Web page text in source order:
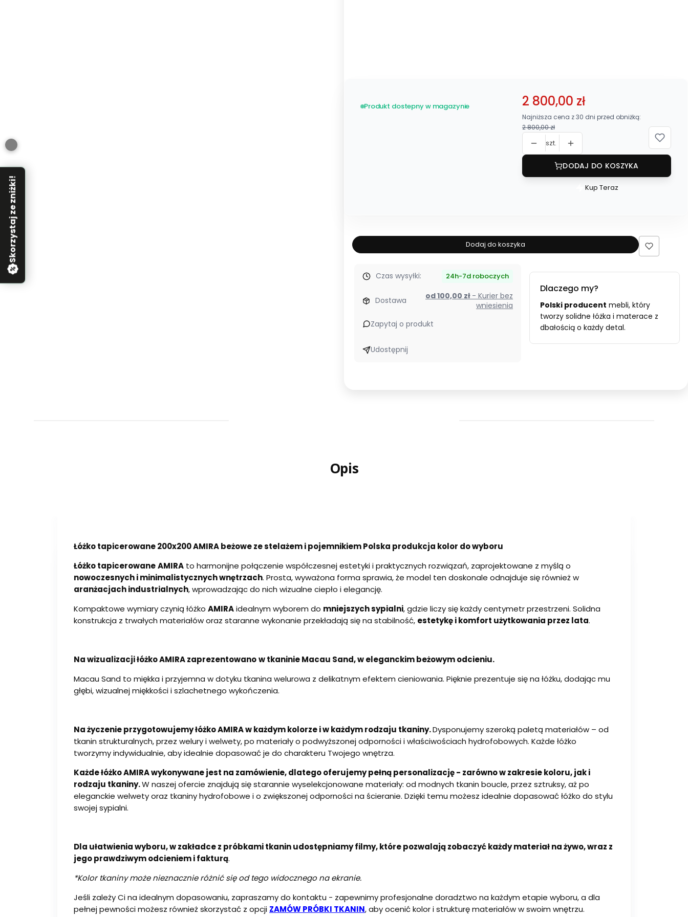
Produkt dostepny w magazynie 2 800,00 zł
Najniższa cena z 30 dni przed obniżką:
2 800,00 zł
szt.
DODAJ DO KOSZYKA
Szybki
tapicerowane
beżowe
ze
stelażem
i
Kup Teraz
Dodaj do koszyka
Czas wysyłki: 24h-7d roboczych
Dostawa od 100,00 zł - Kurier bez
wniesienia
Zapytaj o produkt
Udostępnij
Dlaczego my?
Polski producent mebli, który
tworzy solidne łóżka i materace z
dbałością o każdy detal.
Opis
Łóżko tapicerowane 200x200 AMIRA beżowe ze stelażem i pojemnikiem Polska produkcja kolor do wyboru
Łóżko tapicerowaneAMIRA to harmonijne połączenie współczesnej estetyki i praktycznych rozwiązań, zaprojektowane z myślą o
nowoczesnych i minimalistycznych wnętrzach. Prosta, wyważona forma sprawia, że model ten doskonale odnajduje się również w
aranżacjach industrialnych, wprowadzając do nich wizualne ciepło i elegancję.
Kompaktowe wymiary czynią łóżko AMIRAidealnym wyborem do mniejszych sypialni, gdzie liczy się każdy centymetr przestrzeni. Solidna
konstrukcja z trwałych materiałów oraz staranne wykonanie przekładają się na stabilność, estetykę i komfort użytkowania przez lata.
Na wizualizacji łóżko AMIRA zaprezentowanow tkaninie Macau Sand, w eleganckim beżowym odcieniu.
Macau Sand to miękka i przyjemna w dotyku tkanina welurowa z delikatnym efektem cieniowania. Pięknie prezentuje się na łóżku, dodając mu
głębi, wizualnej miękkości i szlachetnego wykończenia.
Na życzenie przygotowujemy łóżko AMIRA w każdym kolorze i w każdym rodzaju tkaniny.Dysponujemy szeroką paletą materiałów – od
tkanin strukturalnych, przez welury i welwety, po materiały o podwyższonej odporności i właściwościach hydrofobowych. Każde łóżko
tworzymy indywidualnie, aby idealnie dopasować je do charakteru Twojego wnętrza.
Każde łóżko AMIRA wykonywane jest na zamówienie, dlatego oferujemy pełną personalizację - zarówno w zakresie koloru, jak i
rodzaju tkaniny.W naszej ofercie znajdują się starannie wyselekcjonowane materiały: od modnych tkanin boucle, przez sztruksy, aż po
eleganckie welwety oraz tkaniny hydrofobowe i o zwiększonej odporności na ścieranie. Dzięki temu możesz idealnie dopasować łóżko do stylu
swojej sypialni.
Dla ułatwienia wyboru, w zakładce z próbkami tkanin udostępniamy filmy, które pozwalają zobaczyć każdy materiał na żywo, wraz z
jego prawdziwym odcieniem i fakturą.
*Kolor tkaniny może nieznacznie różnić się od tego widocznego na ekranie.
Jeśli zależy Ci na idealnym dopasowaniu, zapraszamy do kontaktu - zapewnimy profesjonalne doradztwo na każdym etapie wyboru, a dla
pełnej pewności możesz również skorzystać z opcji ZAMÓW PRÓBKI TKANIN, aby ocenić kolor i strukturę materiałów w swoim wnętrzu.
Skorzystaj ze zniżki!